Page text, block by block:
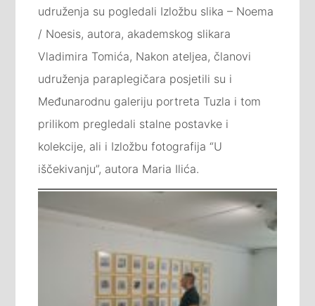
udruženja su pogledali Izložbu slika – Noema
/ Noesis, autora, akademskog slikara
Vladimira Tomića, Nakon ateljea, članovi
udruženja paraplegičara posjetili su i
Međunarodnu galeriju portreta Tuzla i tom
prilikom pregledali stalne postavke i
kolekcije, ali i Izložbu fotografija “U
iščekivanju”, autora Maria Ilića.